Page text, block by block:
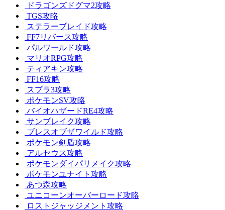
ドラゴンズドグマ2攻略
TGS攻略
ステラーブレイド攻略
FF7リバース攻略
パルワールド攻略
マリオRPG攻略
ティアキン攻略
FF16攻略
スプラ3攻略
ポケモンSV攻略
バイオハザードRE4攻略
サンブレイク攻略
ブレスオブザワイルド攻略
ポケモン剣盾攻略
アルセウス攻略
ポケモンダイパリメイク攻略
ポケモンユナイト攻略
あつ森攻略
ユニコーンオーバーロード攻略
ロストジャッジメント攻略